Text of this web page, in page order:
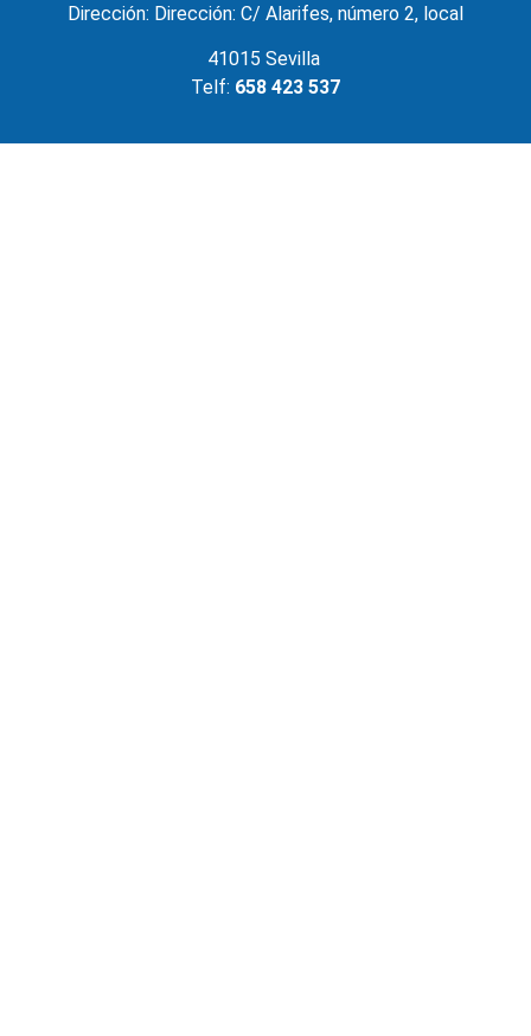
Dirección: Dirección: C/ Alarifes, número 2, local
41015 Sevilla
Telf: 658 423 537